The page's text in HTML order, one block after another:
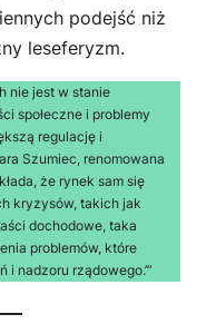
podejść niż
leseferyzm.
nie jest w stanie
społeczne i problemy
regulację i
Szumiec, renomowana
że rynek sam się
kryzysów, takich jak
dochodowe, taka
problemów, które
i nadzoru rządowego.’”